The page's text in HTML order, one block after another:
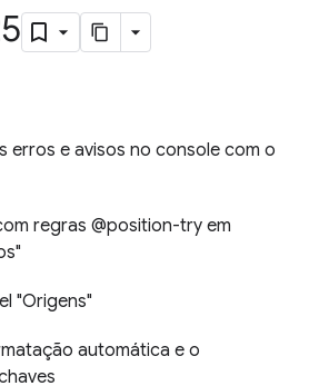
erros e avisos no console com o
regras @position-try em
"Origens"
automática e o